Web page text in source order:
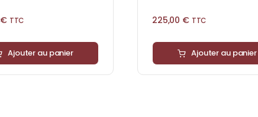
€ TTC
Ajouter au panier
225,00 € TTC
Ajouter au panier